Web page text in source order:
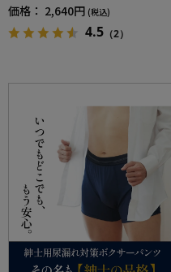
価格： 2,640円 (税込)
4.5 （2）